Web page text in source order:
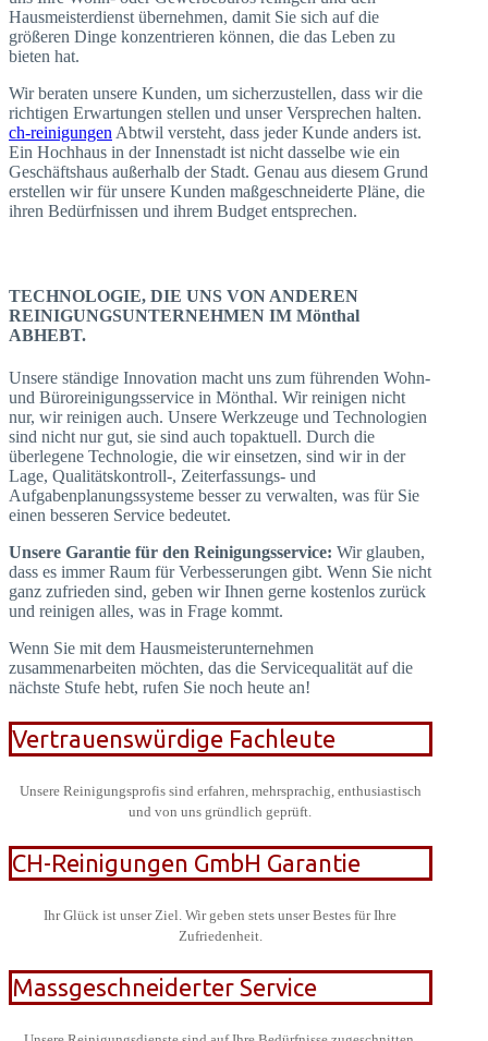
Hausmeisterdienst übernehmen, damit Sie sich auf die
größeren Dinge konzentrieren können, die das Leben zu
bieten hat.
Wir beraten unsere Kunden, um sicherzustellen, dass wir die
richtigen Erwartungen stellen und unser Versprechen halten.
ch-reinigungen Abtwil versteht, dass jeder Kunde anders ist.
Ein Hochhaus in der Innenstadt ist nicht dasselbe wie ein
Geschäftshaus außerhalb der Stadt. Genau aus diesem Grund
erstellen wir für unsere Kunden maßgeschneiderte Pläne, die
ihren Bedürfnissen und ihrem Budget entsprechen.
TECHNOLOGIE, DIE UNS VON ANDEREN
REINIGUNGSUNTERNEHMEN IM Mönthal
ABHEBT.
Unsere ständige Innovation macht uns zum führenden Wohn-
und Büroreinigungsservice in Mönthal. Wir reinigen nicht
nur, wir reinigen auch. Unsere Werkzeuge und Technologien
sind nicht nur gut, sie sind auch topaktuell. Durch die
überlegene Technologie, die wir einsetzen, sind wir in der
Lage, Qualitätskontroll-, Zeiterfassungs- und
Aufgabenplanungssysteme besser zu verwalten, was für Sie
einen besseren Service bedeutet.
Unsere Garantie für den Reinigungsservice: Wir glauben,
dass es immer Raum für Verbesserungen gibt. Wenn Sie nicht
ganz zufrieden sind, geben wir Ihnen gerne kostenlos zurück
und reinigen alles, was in Frage kommt.
Wenn Sie mit dem Hausmeisterunternehmen
zusammenarbeiten möchten, das die Servicequalität auf die
nächste Stufe hebt, rufen Sie noch heute an!
Vertrauenswürdige Fachleute
Unsere Reinigungsprofis sind erfahren, mehrsprachig, enthusiastisch
und von uns gründlich geprüft.
CH-Reinigungen GmbH Garantie
Ihr Glück ist unser Ziel. Wir geben stets unser Bestes für Ihre
Zufriedenheit.
Massgeschneiderter Service